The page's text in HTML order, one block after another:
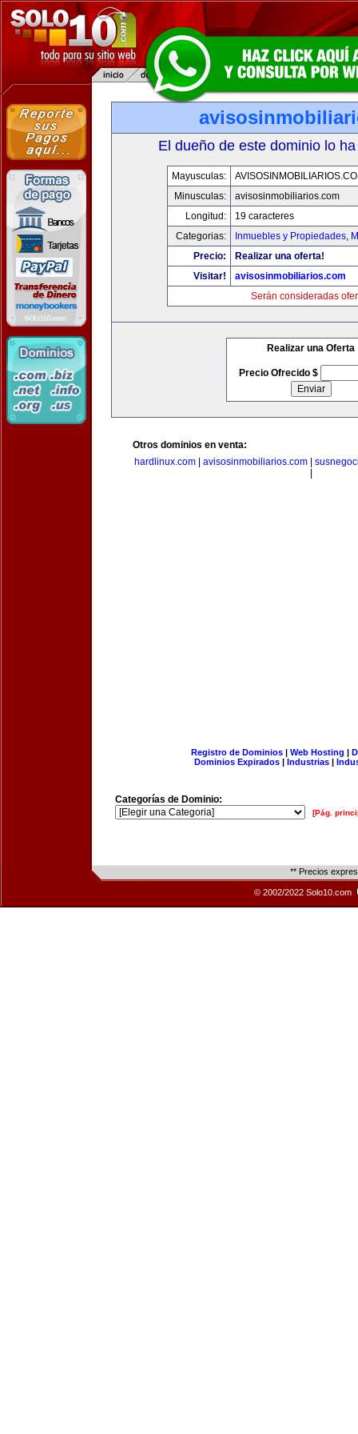
El dueño de este dominio lo
Mayusculas:
Minusculas:
avisosinmobiliarios.com
Longitud:
19 caracteres
Categorias:
Inmuebles y Propiedades,
Precio:
Realizar una oferta!
Visitar!
avisosinmobiliarios.com
Serán consideradas
Realizar una Oferta
Precio Ofrecido $
Otros dominios en venta:
hardlinux.com
avisosinmobiliarios.com
Registro de Dominios| Web Hosting |
Dominios Expirados | Industrias |
Categorías de Dominio:
[Pág.
** Precios
© 2002/2022 Solo10.com